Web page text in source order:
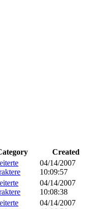
Created
04/14/2007
10:09:57
04/14/2007
10:08:38
04/14/2007